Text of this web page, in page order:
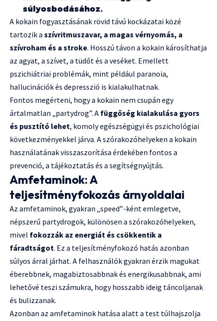
súlyosbodásához.
A kokain fogyasztásának rövid távú kockázatai közé
tartozik a szívritmuszavar, a magas vérnyomás, a
szívroham és a stroke. Hosszú távon a kokain károsíthatja
az agyat, a szívet, a tüdőt és a veséket. Emellett
pszichiátriai problémák, mint például paranoia,
hallucinációk és depresszió is kialakulhatnak.
Fontos megérteni, hogy a kokain nem csupán egy
ártalmatlan „partydrog”. A függőség kialakulása gyors
és pusztító lehet, komoly egészségügyi és pszichológiai
következményekkel járva. A szórakozóhelyeken a kokain
használatának visszaszorítása érdekében fontos a
prevenció, a tájékoztatás és a segítségnyújtás.
Amfetaminok: A
teljesítményfokozás árnyoldalai
Az amfetaminok, gyakran „speed”-ként emlegetve,
népszerű partydrogok, különösen a szórakozóhelyeken,
mivel fokozzák az energiát és csökkentik a
fáradtságot. Ez a teljesítményfokozó hatás azonban
súlyos árral járhat. A felhasználók gyakran érzik magukat
éberebbnek, magabiztosabbnak és energikusabbnak, ami
lehetővé teszi számukra, hogy hosszabb ideig táncoljanak
és bulizzanak.
Azonban az amfetaminok hatása alatt a test túlhajszolja